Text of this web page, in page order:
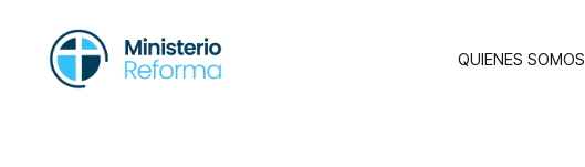
QUIENES SOMOS